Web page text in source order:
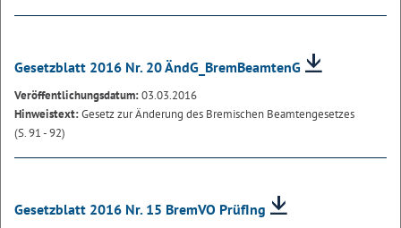
Gesetzblatt 2016 Nr. 20 ÄndG_BremBeamtenG
Veröffentlichungsdatum:03.03.2016
Hinweistext:Gesetz zur Änderung des Bremischen Beamtengesetzes
(S. 91 - 92)
Gesetzblatt 2016 Nr. 15 BremVO PrüfIng